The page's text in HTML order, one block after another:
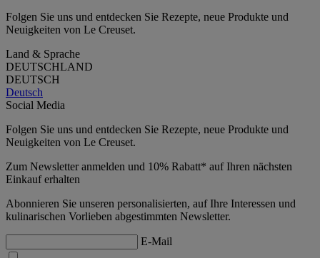
Folgen Sie uns und entdecken Sie Rezepte, neue Produkte und
Neuigkeiten von Le Creuset.
Land & Sprache
DEUTSCHLAND
DEUTSCH
Deutsch
Social Media
Folgen Sie uns und entdecken Sie Rezepte, neue Produkte und
Neuigkeiten von Le Creuset.
Zum Newsletter anmelden und 10% Rabatt* auf Ihren nächsten
Einkauf erhalten
Abonnieren Sie unseren personalisierten, auf Ihre Interessen und
kulinarischen Vorlieben abgestimmten Newsletter.
E-Mail